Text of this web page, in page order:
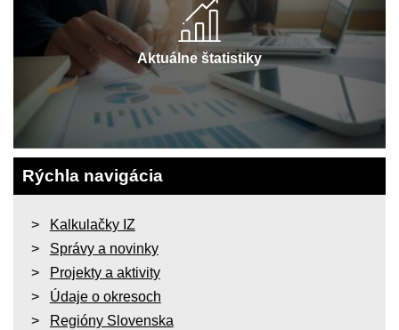
Aktuálne štatistiky
Rýchla navigácia
Kalkulačky IZ
Správy a novinky
Projekty a aktivity
Údaje o okresoch
Regióny Slovenska